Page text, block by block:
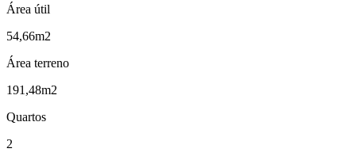
Área útil
54,66m2
Área terreno
191,48m2
Quartos
2